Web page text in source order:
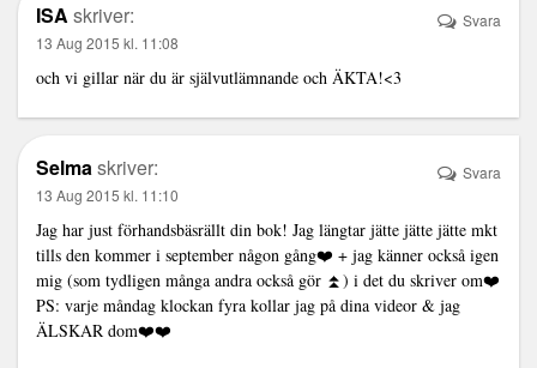
ISA skriver:
13 Aug 2015 kl. 11:08
och vi gillar när du är självutlämnande och ÄKTA!<3
Svara
Selmaskriver:
13 Aug 2015 kl. 11:10
Jag har just förhandsbäsrällt din bok! Jag längtar jätte jätte jätte mkt
tills den kommer i september någon gång❤️ + jag känner också igen
mig (som tydligen många andra också gör ⏫) i det du skriver om❤️
PS: varje måndag klockan fyra kollar jag på dina videor & jag
ÄLSKAR dom❤️❤️
Svara